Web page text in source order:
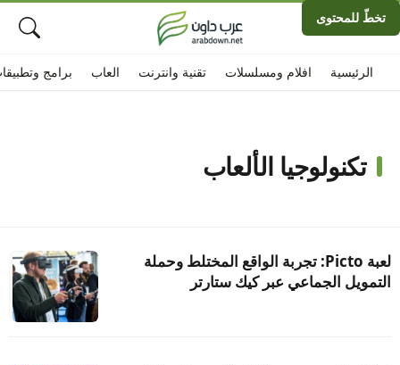
تخطّ للمحتوى
الرئيسية افلام ومسلسلات تقنية وانترنت العاب برامج
تكنولوجيا الألعاب
لعبة Picto: تجربة الواقع المختلط وحملة
التمويل الجماعي عبر كيك ستارتر